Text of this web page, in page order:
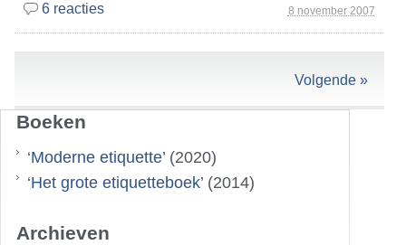
8 november 2007
6 reacties
Volgende »
Boeken
‘Moderne etiquette’ (2020)
‘Het grote etiquetteboek’ (2014)
Archieven